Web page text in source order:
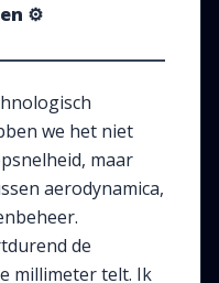
⚙️
we het niet
maar
aerodynamica,
de
millimeter telt. Ik